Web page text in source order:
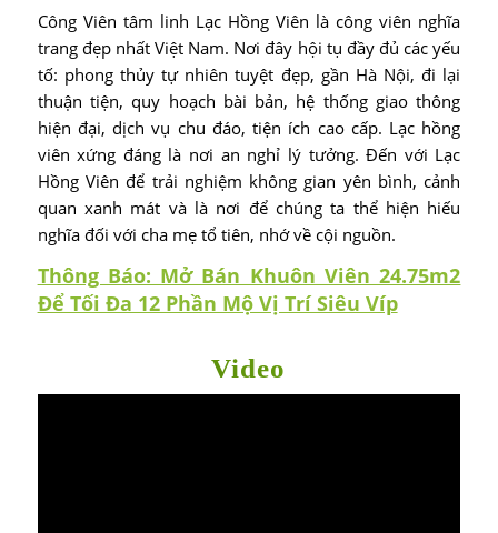
Công Viên tâm linh Lạc Hồng Viên là công viên nghĩa
trang đẹp nhất Việt Nam. Nơi đây hội tụ đầy đủ các yếu
tố: phong thủy tự nhiên tuyệt đẹp, gần Hà Nội, đi lại
thuận tiện, quy hoạch bài bản, hệ thống giao thông
hiện đại, dịch vụ chu đáo, tiện ích cao cấp. Lạc hồng
viên xứng đáng là nơi an nghỉ lý tưởng. Đến với Lạc
Hồng Viên để trải nghiệm không gian yên bình, cảnh
quan xanh mát và là nơi để chúng ta thể hiện hiếu
nghĩa đối với cha mẹ tổ tiên, nhớ về cội nguồn.
Thông Báo: Mở Bán Khuôn Viên 24.75m2
Để Tối Đa 12 Phần Mộ Vị Trí Siêu Víp
Video